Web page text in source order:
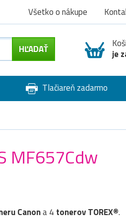
Všetko o nákupe
je
Tlačiareň zadarmo
MF657Cdw
Canona 4 tonerov TOREX®.